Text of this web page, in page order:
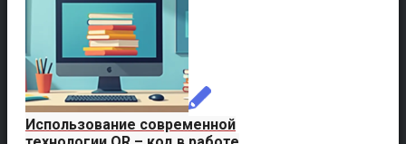
Использование современной